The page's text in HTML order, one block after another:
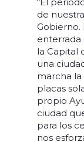
de
enterrada
la Capital
una
marcha
placas
propio
ciudad
para los
nos